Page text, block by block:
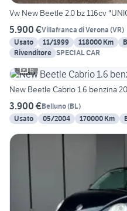
Vw New Beetle 2.0 bz 116cv
5.900 €Villafranca di Verona (VR)
Usato
11/1999 118000 Km
Rivenditore SPECIAL CAR
6
New Beetle Cabrio 1.6 benzina
3.900 €Belluno(BL)
Usato
05/2004 170000 Km